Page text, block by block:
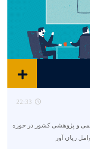
22:33
و پژوهشی کشور در حوزه
زیان آور